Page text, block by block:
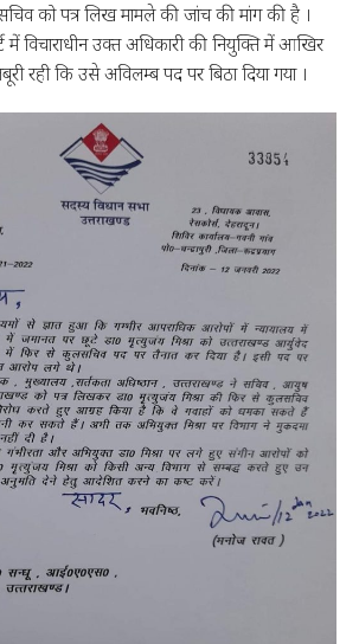
को पत्र लिख मामले की जांच की मांग की है ।
में विचाराधीन उक्त अधिकारी की नियुक्ति में आखिर
रही कि उसे अविलम्ब पद पर बिठा दिया गया ।